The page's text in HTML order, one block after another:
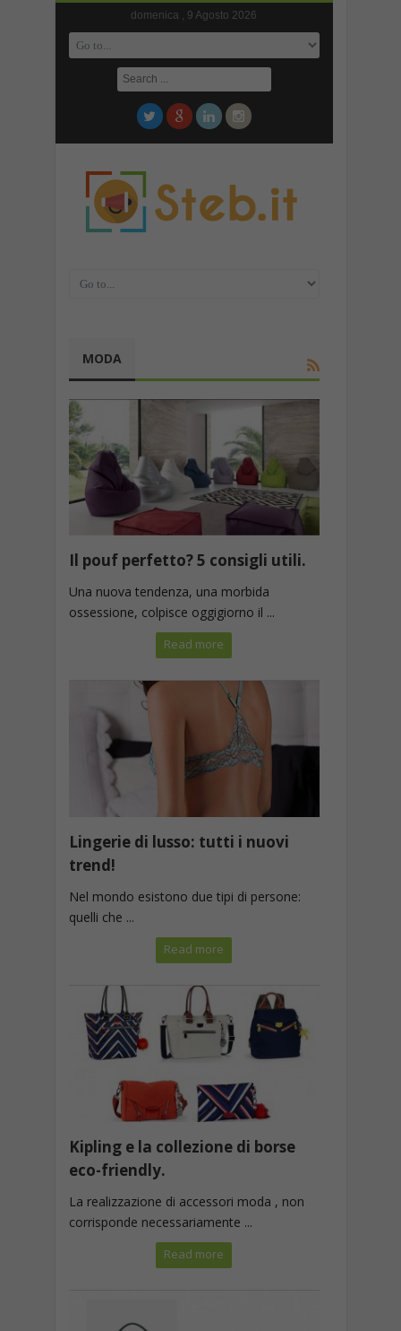
domenica , 9 Agosto 2026
MODA
Il pouf perfetto? 5 consigli utili.
Una nuova tendenza, una morbida
ossessione, colpisce oggigiorno il ...
Read more
Lingerie di lusso: tutti i nuovi
trend!
Nel mondo esistono due tipi di persone:
quelli che ...
Read more
Kipling e la collezione di borse
eco-friendly.
La realizzazione di accessori moda , non
corrisponde necessariamente ...
Read more